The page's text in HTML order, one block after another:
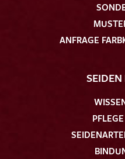
ANFRAGE
SEIDEN